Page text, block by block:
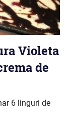
Violeta
de
6 linguri de